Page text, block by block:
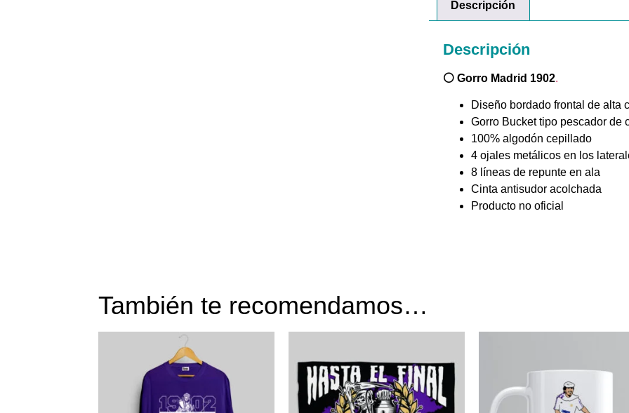
Descripción
Descripción
⚪ Gorro Madrid 1902.
Diseño bordado frontal de alta
Gorro Bucket tipo pescador de
100% algodón cepillado
4 ojales metálicos en los
8 líneas de repunte en ala
Cinta antisudor acolchada
Producto no oficial
También te recomendamos…